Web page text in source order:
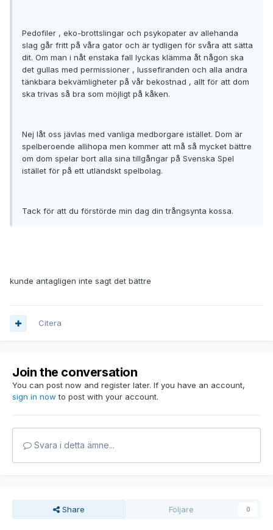
Pedofiler , eko-brottslingar och psykopater av allehanda
slag går fritt på våra gator och är tydligen för svåra att sätta
dit. Om man i nåt enstaka fall lyckas klämma åt någon ska
det gullas med permissioner , lussefiranden och alla andra
tänkbara bekvämligheter på vår bekostnad , allt för att dom
ska trivas så bra som möjligt på kåken.
Nej låt oss jävlas med vanliga medborgare istället. Dom är
spelberoende allihopa men kommer att må så mycket bättre
om dom spelar bort alla sina tillgångar på Svenska Spel
istället för på ett utländskt spelbolag.
Tack för att du förstörde min dag din trångsynta kossa.
kunde antagligen inte sagt det bättre
Citera
Join the conversation
You can post now and register later. If you have an account,
sign in now to post with your account.
Svara i detta ämne...
Share Följare 0